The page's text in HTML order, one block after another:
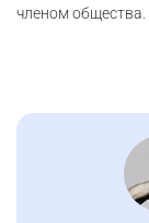
членом общества.